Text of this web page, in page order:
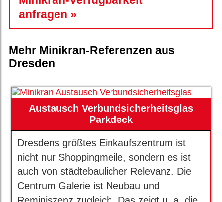
anfragen
Mehr Minikran-Referenzen aus
Dresden
Austausch Verbundsicherheitsglas
Parkdeck
Dresdens größtes Einkaufszentrum ist
nicht nur Shoppingmeile, sondern es ist
auch von städtebaulicher Relevanz. Die
Centrum Galerie ist Neubau und